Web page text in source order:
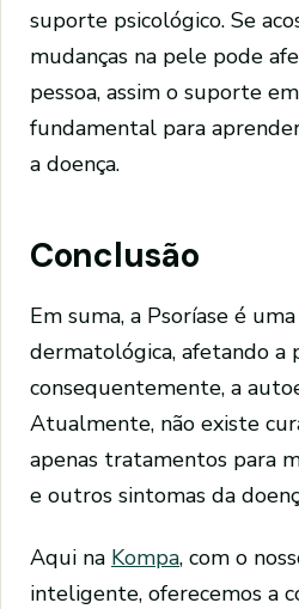
suporte psicológico. Se
mudanças na pele pode
pessoa, assim o suporte
fundamental para
a doença.
Conclusão
Em suma, a Psoríase é
dermatológica, afetando a
consequentemente, a
Atualmente, não existe
apenas tratamentos para
e outros sintomas da
Aqui na Kompa, com o
inteligente, oferecemos a